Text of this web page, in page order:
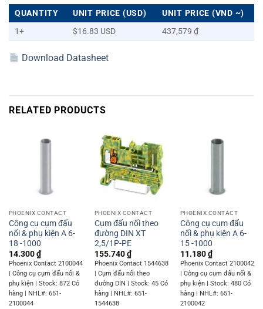
QUANTITY UNIT PRICE (USD)
UNIT PRICE (VND ~)
1+
$16.83 USD 437,579 ₫
Download Datasheet
RELATED PRODUCTS
PHOENIX CONTACT
Công cụ cụm đấu
nối & phụ kiện A 6-
18 -1000
14.300₫
Phoenix Contact 2100044
| Công cụ cụm đấu nối &
phụ kiện | Stock: 872 Có
hàng | NHL#: 651-
2100044
PHOENIX CONTACT
Cụm đấu nối theo
đường DIN XT
2,5/1P-PE
155.740₫
Phoenix Contact 1544638
| Cụm đấu nối theo
đường DIN | Stock: 45 Có
hàng | NHL#: 651-
1544638
PHOENIX CONTACT
Công cụ cụm đấu
nối & phụ kiện A 6-
15 -1000
11.180₫
Phoenix Contact 2100042
| Công cụ cụm đấu nối &
phụ kiện | Stock: 480 Có
hàng | NHL#: 651-
2100042